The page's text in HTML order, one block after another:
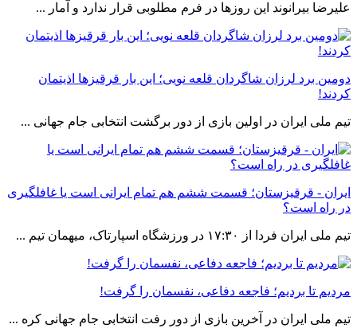
علیرضا بیرانوند این روزها در فرم مطلوبی قرار ندارد و آمار ...
دومین برد لرزان شاگردان قلعه نویی؛ این بار قرقیزها اذیتمان
کردند!
تیم ملی ایران در اولین بازی از دور برگشت انتخابی جام جهانی ...
ایران - قرقیزستان؛ قسمت ششم هم تمام ایرانی است یا غافلگیری
در راه است؟
تیم ملی ایران فردا از ١٧:٣٠ در ورزشگاه اسپارتاک، میهمان تیم ...
مردیم تا بردیم؛ فاجعه دفاعی، نفسمان را گرفت!
تیم ملی ایران در آخرین بازی از دور رفت انتخابی جام جهانی کره ...